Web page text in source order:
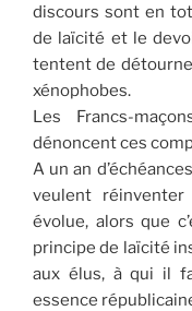
discours sont en
de laïcité et le
tentent de
xénophobes.
Les Francs-
dénoncent ces
A un an
veulent
évolue, alors que
principe de laïcité
aux élus, à qui il
essence